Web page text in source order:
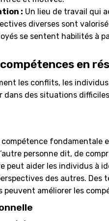
: Un lieu de travail qui
diverses sont
se sentent habilités à
en
les conflits, les
des situations
compétence fondamentale
personne dit, de
peut aider les individus à
des autres.
améliorer les